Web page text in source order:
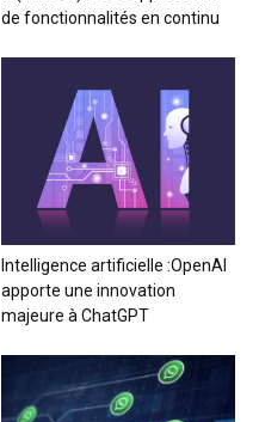
de fonctionnalités en continu
Intelligence artificielle :OpenAI
apporte une innovation
majeure à ChatGPT